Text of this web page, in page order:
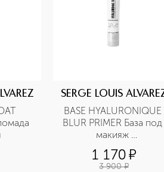
SERGE LOUIS
BASE HYALURONIQUE
BLUR PRIMER База под
макияж
разглаживающая
1 170¤
3 900 ¤